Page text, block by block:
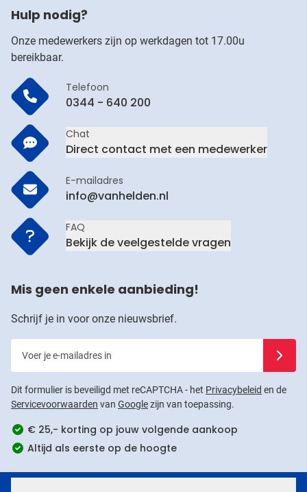
Hulp nodig?
Onze medewerkers zijn op werkdagen tot 17.00u
bereikbaar.
Telefoon
0344 - 640 200
Chat
Direct contact met een medewerker
E-mailadres
info@vanhelden.nl
FAQ
Bekijk de veelgestelde vragen
Mis geen enkele aanbieding!
Schrijf je in voor onze nieuwsbrief.
Dit formulier is beveiligd met reCAPTCHA - het Privacybeleid en de
Servicevoorwaarden van Googlezijn van toepassing.
€ 25,- korting op jouw volgende aankoop
Altijd als eerste op de hoogte